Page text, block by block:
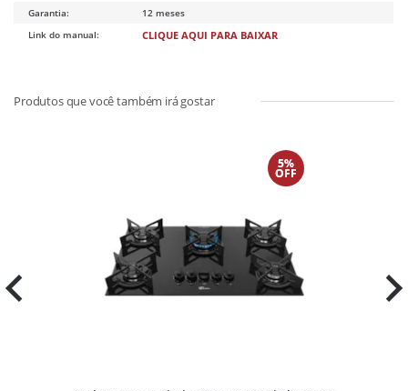
Garantia:
12 meses
Link do manual:
CLIQUE AQUI PARA BAIXAR
5%
OFF